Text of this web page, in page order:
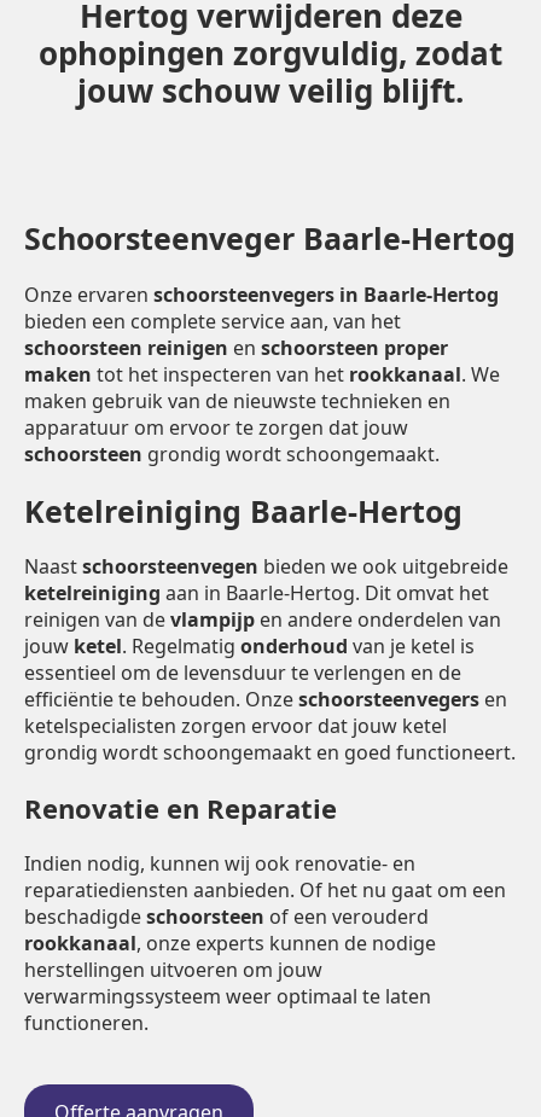
Hertog verwijderen deze
ophopingen zorgvuldig, zodat
jouw schouw veilig blijft.
Schoorsteenveger Baarle-Hertog
Onze ervaren schoorsteenvegers in Baarle-Hertog
bieden een complete service aan, van het
schoorsteen reinigen en schoorsteen proper
maken tot het inspecteren van het rookkanaal. We
maken gebruik van de nieuwste technieken en
apparatuur om ervoor te zorgen dat jouw
schoorsteen grondig wordt schoongemaakt.
Ketelreiniging Baarle-Hertog
Naastschoorsteenvegen bieden we ook uitgebreide
ketelreiniging aan in Baarle-Hertog. Dit omvat het
reinigen van devlampijp en andere onderdelen van
jouw ketel. Regelmatig onderhoud van je ketel is
essentieel om de levensduur te verlengen en de
efficiëntie te behouden. Onzeschoorsteenvegers en
ketelspecialisten zorgen ervoor dat jouw ketel
grondig wordt schoongemaakt en goed functioneert.
Renovatie en Reparatie
Indien nodig, kunnen wij ook renovatie- en
reparatiediensten aanbieden. Of het nu gaat om een
beschadigdeschoorsteen of een verouderd
rookkanaal, onze experts kunnen de nodige
herstellingen uitvoeren om jouw
verwarmingssysteem weer optimaal te laten
functioneren.